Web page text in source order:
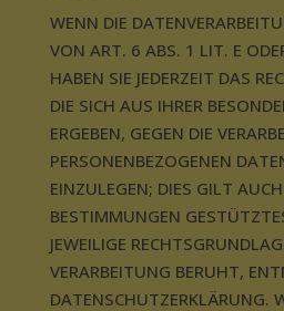
WENN DIE
VON ART. 6 ABS. 1 LIT. E
HABEN SIE JEDERZEIT DAS
DIE SICH AUS IHRER
ERGEBEN, GEGEN DIE
PERSONENBEZOGENEN
EINZULEGEN; DIES GILT
BESTIMMUNGEN
JEWEILIGE
VERARBEITUNG BERUHT,
DATENSCHUTZERKLÄRUNG.